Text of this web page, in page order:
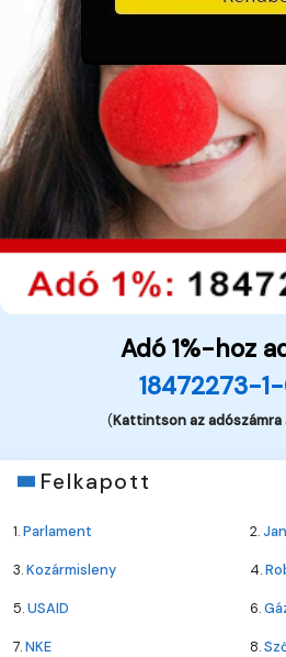
Adó 1%-hoz
18472273-
(Kattintson az adószámra
Felkapott
1.Parlament 2.
3.Kozármisleny 4.
5.USAID 6.
7.NKE 8.